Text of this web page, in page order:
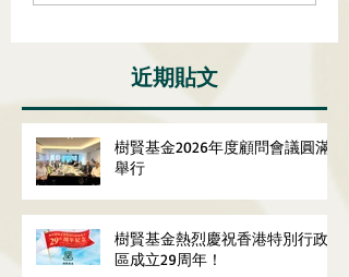
近期貼文
樹賢基金2026年度顧問會議圓滿
舉行
樹賢基金熱烈慶祝香港特別行政
區成立29周年！